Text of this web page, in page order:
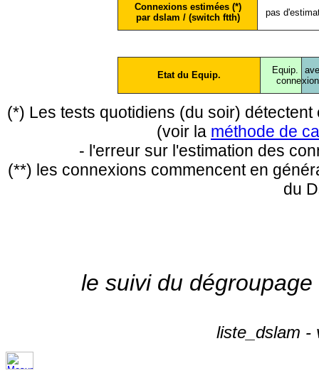
Connexions estimées (*)
par dslam / (switch ftth)
pas
Etat du Equip.
Equip.
conne
(*) Les tests quotidiens (du soir)
(voir la méthode de
- l'erreur sur l'estimation des
(**) les connexions commencent en
du
le suivi du
liste_dslam -